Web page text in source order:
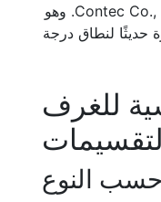
وعالي الطاقة، بواسطة شركة Contec Co., Ltd. وهو
حديثًا لنطاق درجة
للغرف
النوع